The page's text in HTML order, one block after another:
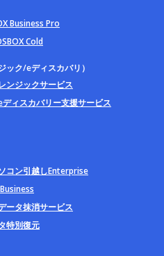
Business Pro
Cold
ック/eディスカバリ）
ンジックサービス
ディスカバリー支援サービス
コン引越しEnterprise
ータ抹消サービス
特別復元